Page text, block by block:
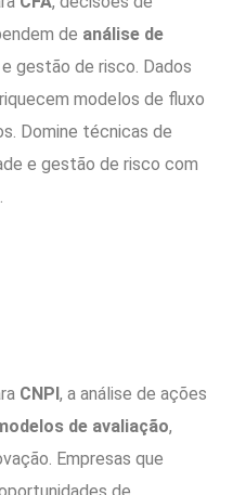
de análise de
e gestão de risco. Dados
modelos de fluxo
Domine técnicas de
e gestão de risco com
CNPI, a análise de ações
de avaliação,
Empresas que